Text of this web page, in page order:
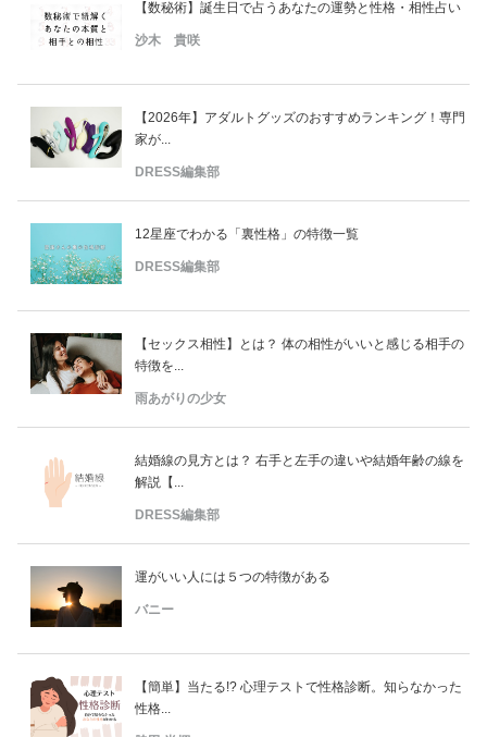
【数秘術】誕生日で占うあなたの運勢と性格・相性占い
沙木 貴咲
【2026年】アダルトグッズのおすすめランキング！専門
家が...
DRESS編集部
12星座でわかる「裏性格」の特徴一覧
DRESS編集部
【セックス相性】とは？ 体の相性がいいと感じる相手の
特徴を...
雨あがりの少女
結婚線の見方とは？ 右手と左手の違いや結婚年齢の線を
解説【...
DRESS編集部
運がいい人には５つの特徴がある
バニー
【簡単】当たる!? 心理テストで性格診断。知らなかった
性格...